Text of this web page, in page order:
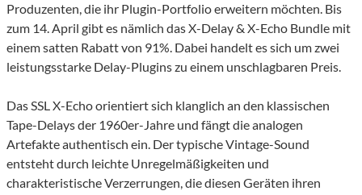
Produzenten, die ihr Plugin-Portfolio erweitern möchten. Bis
zum 14. April gibt es nämlich das X-Delay & X-Echo Bundle mit
einem satten Rabatt von 91%. Dabei handelt es sich um zwei
leistungsstarke Delay-Plugins zu einem unschlagbaren Preis.
Das SSL X-Echo orientiert sich klanglich an den klassischen
Tape-Delays der 1960er-Jahre und fängt die analogen
Artefakte authentisch ein. Der typische Vintage-Sound
entsteht durch leichte Unregelmäßigkeiten und
charakteristische Verzerrungen, die diesen Geräten ihren